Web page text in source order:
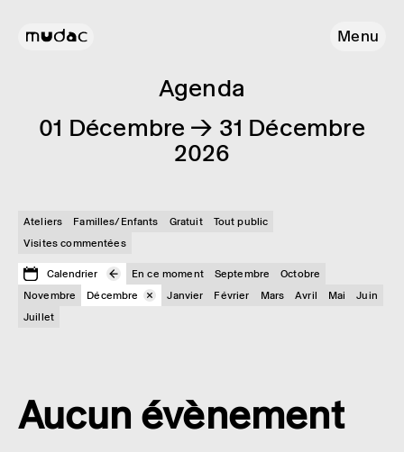
Menu
Agenda
01 Décembre → 31 Décembre
2026
Ateliers Familles/Enfants Gratuit
Tout public
Visites commentées
Calendrier En ce moment Septembre
Octobre
Novembre
Décembre Janvier Février Mars Avril Mai
Juin
Juillet
Aucun évènement